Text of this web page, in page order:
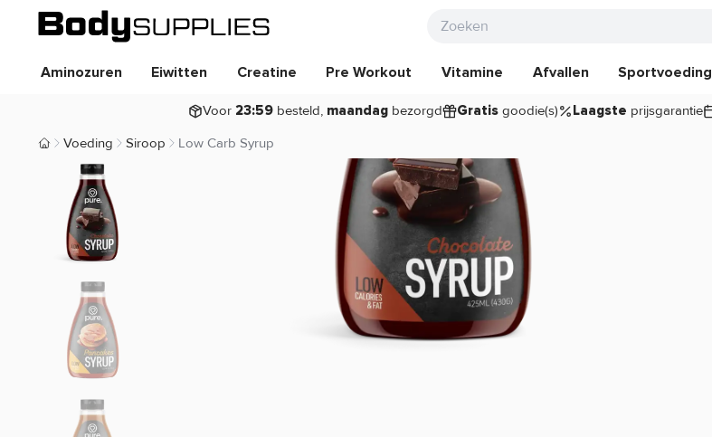
Aminozuren Eiwitten Creatine Pre Workout Vitamine Afvallen Sportvoeding
Voor 23:59 besteld, maandag bezorgd Gratis goodie(s) Laagste prijsgarantie
Body Supplies | Sportvoeding en Supplementen
Voeding Siroop Low Carb Syrup